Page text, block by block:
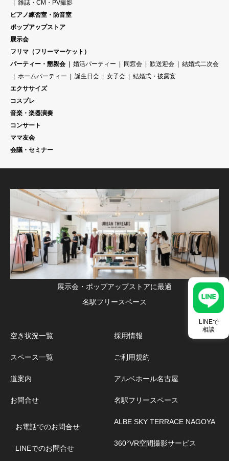
LINEで
相談
雑誌・CM・PV撮影
ピアノ練習室・防音室
ポップアップストア
展示会
フリマ（フリーマーケット）
パーティー・懇親会
婚活パーティー 同窓会 歓送迎会
結婚式二次会
ホームパーティー
誕生日会 女子会
結婚式・披露宴
エクササイズ
コスプレ
音楽・楽器演奏
コンサート
ママ友会
会議・セミナー
展示会・ポップアップストアに最適
名駅フリースペース
空き状況一覧
スペース一覧
道案内
お問合せ
お電話でのお問合せ
LINEでのお問合せ
採用情報
ご利用規約
アルベホール名古屋
名駅フリースペース
ALBE SKY TERRACE NAGOYA
360°VR空間撮影サービス